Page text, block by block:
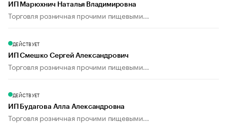
ИП Марюхнич Наталья Владимировна
Торговля розничная прочими пищевыми...
ДЕЙСТВУЕТ
ИП Смешко Сергей Александрович
Торговля розничная прочими пищевыми...
ДЕЙСТВУЕТ
ИП Будагова Алла Александровна
Торговля розничная прочими пищевыми...